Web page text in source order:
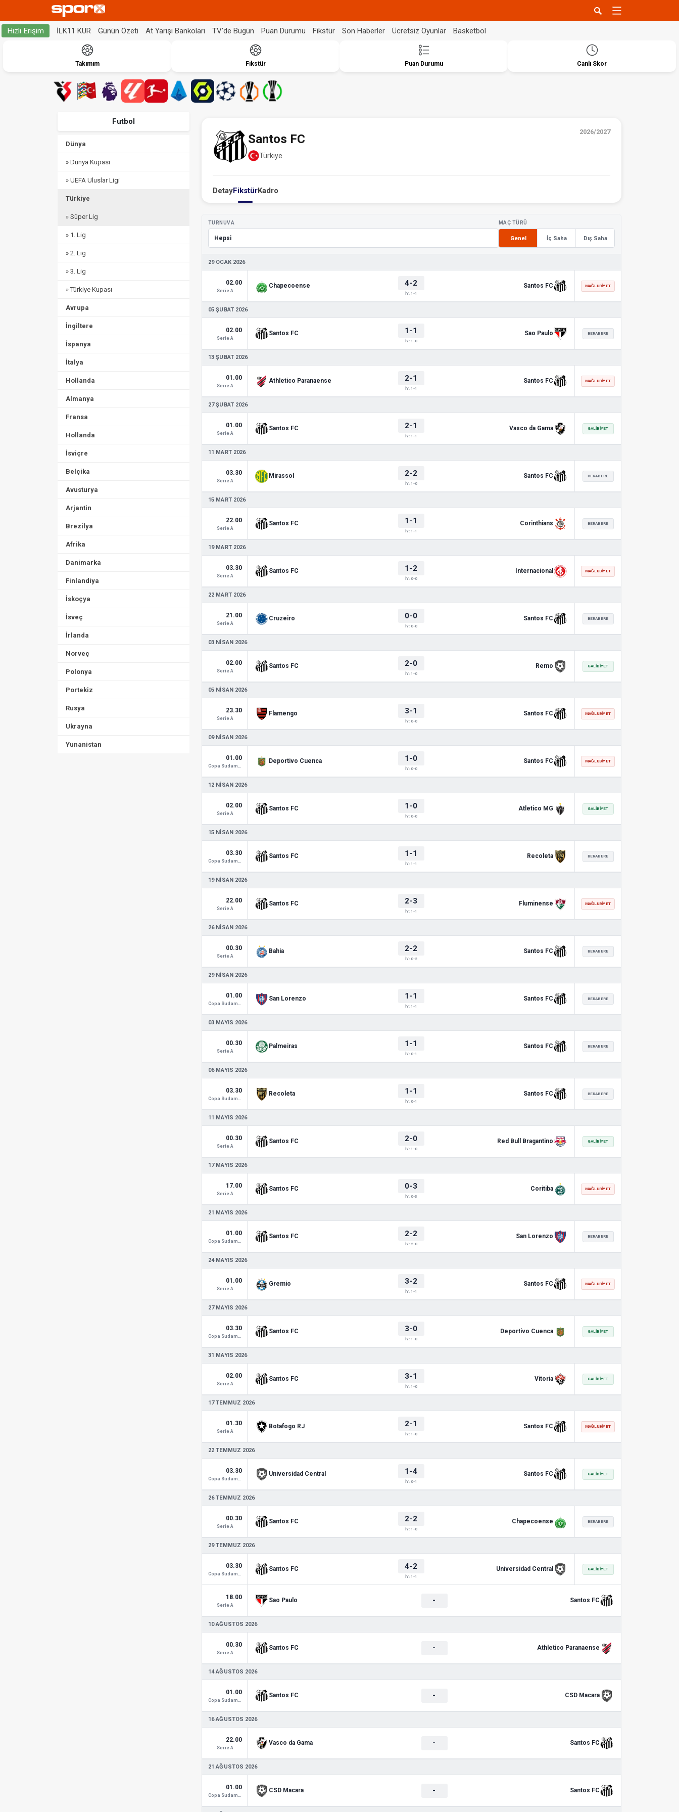
Hızlı Erişim İLK11 KUR Günün Özeti At Yarışı Bankoları TV'de Bugün Puan Durumu Fikstür Son Haberler Ücretsiz Oyunlar Basketbol
Takımım Fikstür Puan Durumu Canlı Skor
Futbol
Dünya
» Dünya Kupası
» UEFA Uluslar Ligi
Türkiye
» Süper Lig
» 1. Lig
» 2. Lig
» 3. Lig
» Türkiye Kupası
Avrupa
İngiltere
İspanya
İtalya
Hollanda
Almanya
Fransa
Hollanda
İsviçre
Belçika
Avusturya
Arjantin
Brezilya
Afrika
Danimarka
Finlandiya
İskoçya
İsveç
İrlanda
Norveç
Polonya
Portekiz
Rusya
Ukrayna
Yunanistan
2026/2027
Santos FC
Türkiye
DetayFikstürKadro
TURNUVA MAÇ TÜRÜ
Genel İç Saha Dış Saha
29 OCAK 2026
02.00
Serie A
Chapecoense 4-2
İY: 1-1
Santos FC MAĞLUBIYET
05 ŞUBAT 2026
02.00
Serie A
Santos FC 1-1
İY: 1-0
Sao Paulo BERABERE
13 ŞUBAT 2026
01.00
Serie A
Athletico Paranaense 2-1
İY: 1-1
Santos FC MAĞLUBIYET
27 ŞUBAT 2026
01.00
Serie A
Santos FC 2-1
İY: 1-1
Vasco da Gama GALIBIYET
11 MART 2026
03.30
Serie A
Mirassol 2-2
İY: 1-0
Santos FC BERABERE
15 MART 2026
22.00
Serie A
Santos FC 1-1
İY: 1-1
Corinthians BERABERE
19 MART 2026
03.30
Serie A
Santos FC 1-2
İY: 0-0
Internacional MAĞLUBIYET
22 MART 2026
21.00
Serie A
Cruzeiro 0-0
İY: 0-0
Santos FC BERABERE
03 NISAN 2026
02.00
Serie A
Santos FC 2-0
İY: 1-0
Remo GALIBIYET
05 NISAN 2026
23.30
Serie A
Flamengo 3-1
İY: 0-0
Santos FC MAĞLUBIYET
09 NISAN 2026
01.00 Deportivo Cuenca 1-0
İY: 0-0
Santos FC MAĞLUBIYET
12 NISAN 2026
02.00
Serie A
Santos FC 1-0
İY: 0-0
Atletico MG GALIBIYET
15 NISAN 2026
03.30 Santos FC 1-1
İY: 1-1
Recoleta BERABERE
19 NISAN 2026
22.00
Serie A
Santos FC 2-3
İY: 1-1
Fluminense MAĞLUBIYET
26 NISAN 2026
00.30
Serie A
Bahia 2-2
İY: 0-2
Santos FC BERABERE
29 NISAN 2026
01.00 San Lorenzo 1-1
İY: 1-1
Santos FC BERABERE
03 MAYIS 2026
00.30
Serie A
Palmeiras 1-1
İY: 0-1
Santos FC BERABERE
06 MAYIS 2026
03.30 Recoleta 1-1
İY: 0-1
Santos FC BERABERE
11 MAYIS 2026
00.30
Serie A
Santos FC 2-0
İY: 1-0
Red Bull Bragantino GALIBIYET
17 MAYIS 2026
17.00
Serie A
Santos FC 0-3
İY: 0-3
Coritiba MAĞLUBIYET
21 MAYIS 2026
01.00 Santos FC 2-2
İY: 2-0
San Lorenzo BERABERE
24 MAYIS 2026
01.00
Serie A
Gremio 3-2
İY: 1-1
Santos FC MAĞLUBIYET
27 MAYIS 2026
03.30 Santos FC 3-0
İY: 1-0
Deportivo Cuenca GALIBIYET
31 MAYIS 2026
02.00
Serie A
Santos FC 3-1
İY: 1-0
Vitoria GALIBIYET
17 TEMMUZ 2026
01.30
Serie A
Botafogo RJ 2-1
İY: 1-0
Santos FC MAĞLUBIYET
22 TEMMUZ 2026
03.30 Universidad Central 1-4
İY: 0-1
Santos FC GALIBIYET
26 TEMMUZ 2026
00.30
Serie A
Santos FC 2-2
İY: 1-0
Chapecoense BERABERE
29 TEMMUZ 2026
03.30 Santos FC 4-2
İY: 1-1
Universidad Central GALIBIYET
18.00
Serie A
Sao Paulo - Santos FC
10 AĞUSTOS 2026
00.30
Serie A
Santos FC - Athletico Paranaense
14 AĞUSTOS 2026
01.00 Santos FC - CSD Macara
16 AĞUSTOS 2026
22.00
Serie A
Vasco da Gama - Santos FC
21 AĞUSTOS 2026
01.00 CSD Macara - Santos FC